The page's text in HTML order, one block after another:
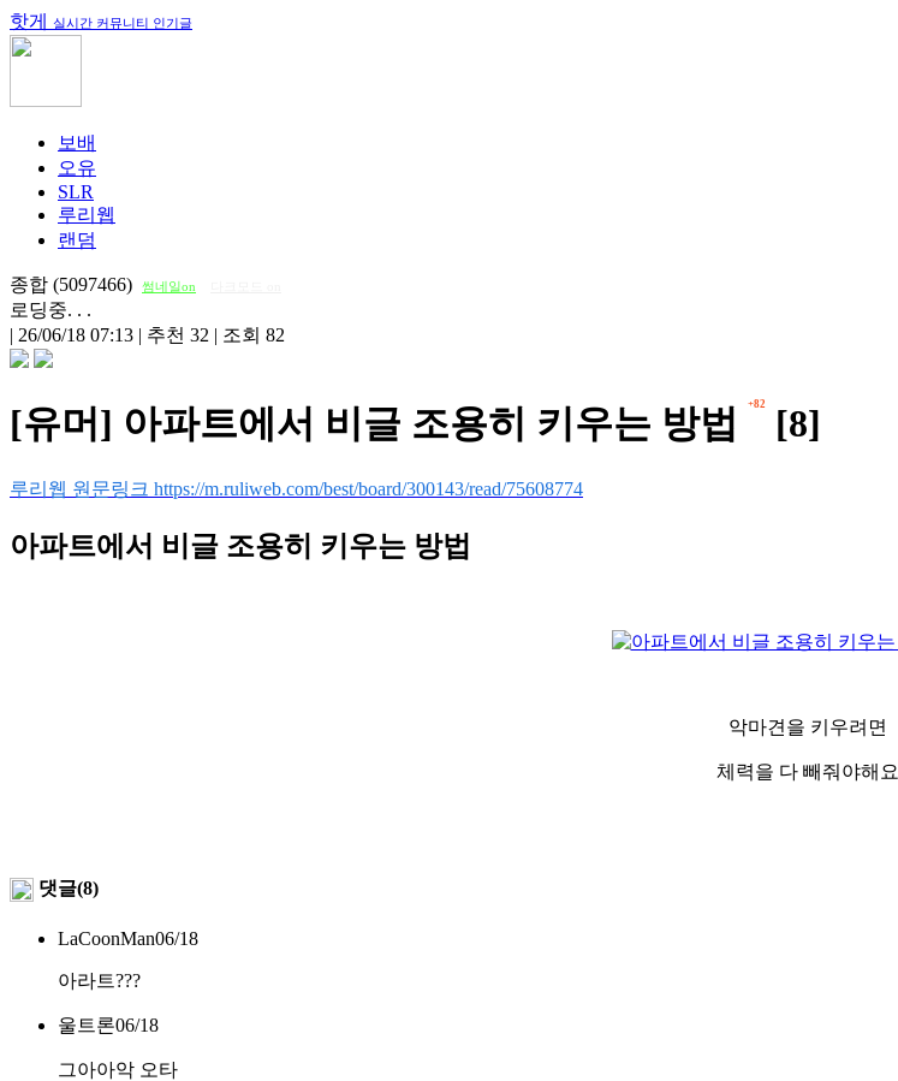
핫게 실시간 커뮤니티 인기글
보배
오유
SLR
루리웹
랜덤
종합 (5097466) 썸네일on
로딩중. . .
| 26/06/18 07:13 | 추천 32 | 조회 82
[유머] 아파트에서 비글 조용히 키우는 방법 +82 [8]
루리웹 원문링크 https://m.ruliweb.com/best/board/300143/read/75608774
아파트에서 비글 조용히 키우는 방법
악마견을 키우려면
체력을 다 빼줘야해요
댓글(8)
LaCoonMan06/18
아라트???
울트론ㅤ06/18
그아아악 오타